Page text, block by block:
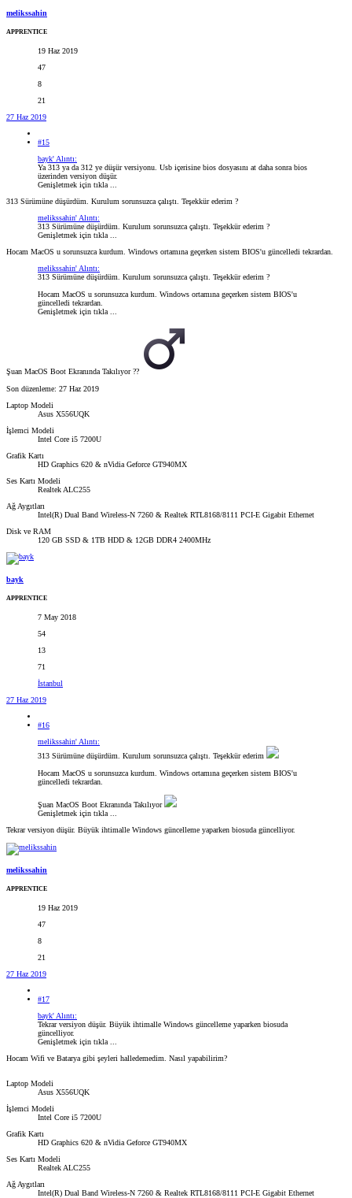
melikssahin
APPRENTICE
19 Haz 2019
47
8
21
27 Haz 2019
#15
bayk' Alıntı:
Ya 313 ya da 312 ye düşür versiyonu. Usb içerisine bios dosyasını at daha sonra bios
üzerinden versiyon düşür.
Genişletmek için tıkla ...
313 Sürümüne düşürdüm. Kurulum sorunsuzca çalıştı. Teşekkür ederim ?
melikssahin' Alıntı:
313 Sürümüne düşürdüm. Kurulum sorunsuzca çalıştı. Teşekkür ederim ?
Genişletmek için tıkla ...
Hocam MacOS u sorunsuzca kurdum. Windows ortamına geçerken sistem BIOS'u güncelledi tekrardan.
melikssahin' Alıntı:
313 Sürümüne düşürdüm. Kurulum sorunsuzca çalıştı. Teşekkür ederim ?
Hocam MacOS u sorunsuzca kurdum. Windows ortamına geçerken sistem BIOS'u
güncelledi tekrardan.
Genişletmek için tıkla ...
Şuan MacOS Boot Ekranında Takılıyor ??‍
Son düzenleme: 27 Haz 2019
Laptop Modeli
Asus X556UQK
İşlemci Modeli
Intel Core i5 7200U
Grafik Kartı
HD Graphics 620 & nVidia Geforce GT940MX
Ses Kartı Modeli
Realtek ALC255
Ağ Aygıtları
Intel(R) Dual Band Wireless-N 7260 & Realtek RTL8168/8111 PCI-E Gigabit Ethernet
Disk ve RAM
120 GB SSD & 1TB HDD & 12GB DDR4 2400MHz
bayk
APPRENTICE
7 May 2018
54
13
71
İstanbul
27 Haz 2019
#16
melikssahin' Alıntı:
313 Sürümüne düşürdüm. Kurulum sorunsuzca çalıştı. Teşekkür ederim
Hocam MacOS u sorunsuzca kurdum. Windows ortamına geçerken sistem BIOS'u
güncelledi tekrardan.
Şuan MacOS Boot Ekranında Takılıyor
Genişletmek için tıkla ...
Tekrar versiyon düşür. Büyük ihtimalle Windows güncelleme yaparken biosuda güncelliyor.
melikssahin
APPRENTICE
19 Haz 2019
47
8
21
27 Haz 2019
#17
bayk' Alıntı:
Tekrar versiyon düşür. Büyük ihtimalle Windows güncelleme yaparken biosuda
güncelliyor.
Genişletmek için tıkla ...
Hocam Wifi ve Batarya gibi şeyleri halledemedim. Nasıl yapabilirim?
Laptop Modeli
Asus X556UQK
İşlemci Modeli
Intel Core i5 7200U
Grafik Kartı
HD Graphics 620 & nVidia Geforce GT940MX
Ses Kartı Modeli
Realtek ALC255
Ağ Aygıtları
Intel(R) Dual Band Wireless-N 7260 & Realtek RTL8168/8111 PCI-E Gigabit Ethernet